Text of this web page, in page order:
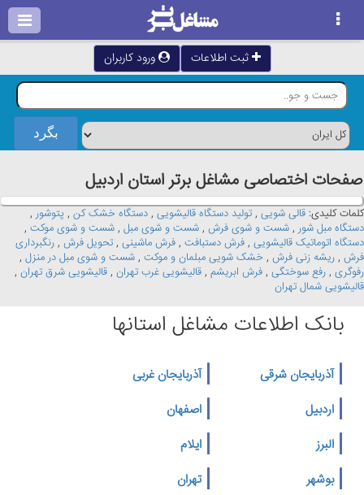
ثبت اطلاعات ورود کاربران
صفحات اختصاصی مشاغل برتر استان اردبيل
کلمات کلیدی: قالی شویی , تولید دستگاه قالیشویی , دستگاه خشک کن , پتوشور ,
دستگاه مبل شور , شست و شوی فرش , شست و شوی مبل , شست و شوی موکت ,
دستگاه اتوماتیک قالیشویی , فرش دستبافت , فرش ماشینی , تحویل فرش , رنگبرداری
فرش , ریشه زنی فرش , خشک شویی مبلمان و موکت , شست و شوی مبل در منزل ,
رفوگری , رفع سوختگی , فرش ابریشم , قالیشویی غرب تهران , قالیشویی شرق تهران ,
قالیشویی شمال تهران
بانک اطلاعات مشاغل استانها
آذربایجان شرقی
آذربایجان غربی
اردبیل
اصفهان
البرز
ایلام
بوشهر
تهران